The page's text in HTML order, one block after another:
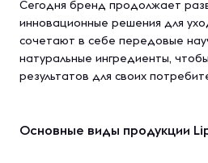
Сегодня бренд продолжает
инновационные решения для
сочетают в себе передовые
натуральные ингредиенты,
результатов для своих
Основные виды продукции